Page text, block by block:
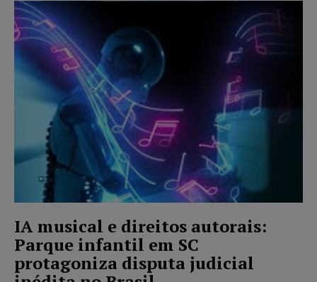
IA musical e direitos autorais:
Parque infantil em SC
protagoniza disputa judicial